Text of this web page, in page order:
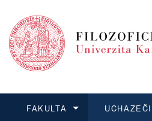
FAKULTA UCHAZEČI